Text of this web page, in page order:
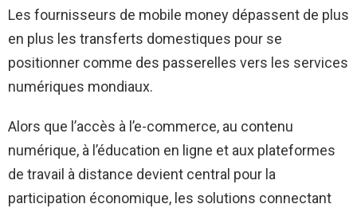
Les fournisseurs de mobile money dépassent de plus
en plus les transferts domestiques pour se
positionner comme des passerelles vers les services
numériques mondiaux.
Alors que l’accès à l’e-commerce, au contenu
numérique, à l’éducation en ligne et aux plateformes
de travail à distance devient central pour la
participation économique, les solutions connectant